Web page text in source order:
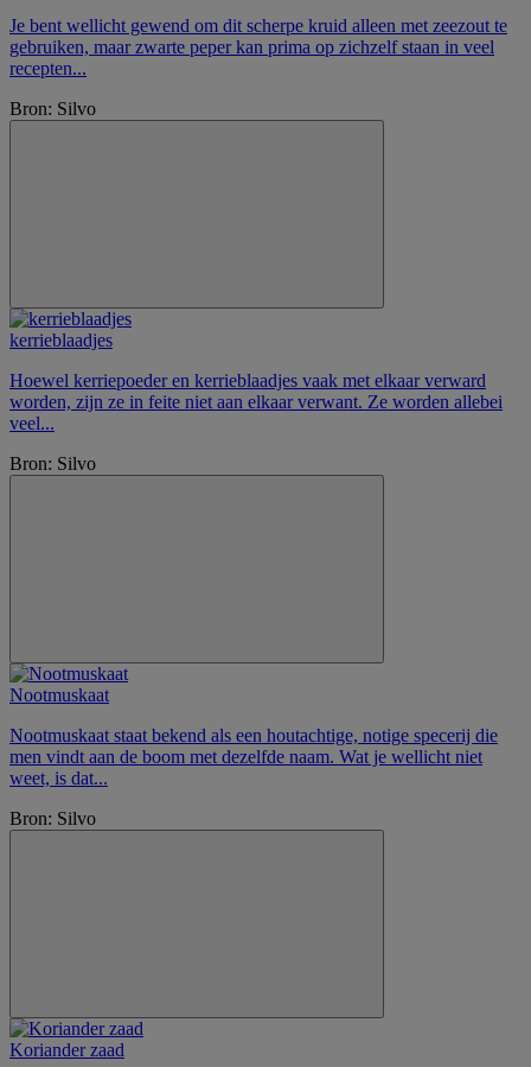
Je bent wellicht gewend om dit scherpe kruid alleen met zeezout te
gebruiken, maar zwarte peper kan prima op zichzelf staan in veel
recepten...
Bron: Silvo
kerrieblaadjes
Hoewel kerriepoeder en kerrieblaadjes vaak met elkaar verward
worden, zijn ze in feite niet aan elkaar verwant. Ze worden allebei
veel...
Bron: Silvo
Nootmuskaat
Nootmuskaat staat bekend als een houtachtige, notige specerij die
men vindt aan de boom met dezelfde naam. Wat je wellicht niet
weet, is dat...
Bron: Silvo
Koriander zaad